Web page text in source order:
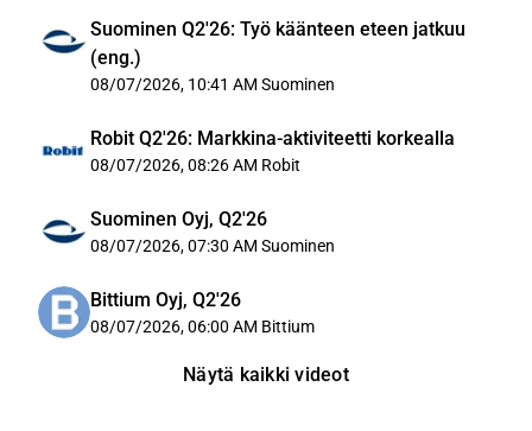
Suominen Q2'26: Työ käänteen eteen jatkuu
(eng.)
08/07/2026, 10:41 AM Suominen
Robit Q2'26: Markkina-aktiviteetti korkealla
08/07/2026, 08:26 AM Robit
Suominen Oyj, Q2'26
08/07/2026, 07:30 AM Suominen
Bittium Oyj, Q2'26
08/07/2026, 06:00 AM Bittium
Näytä kaikki videot